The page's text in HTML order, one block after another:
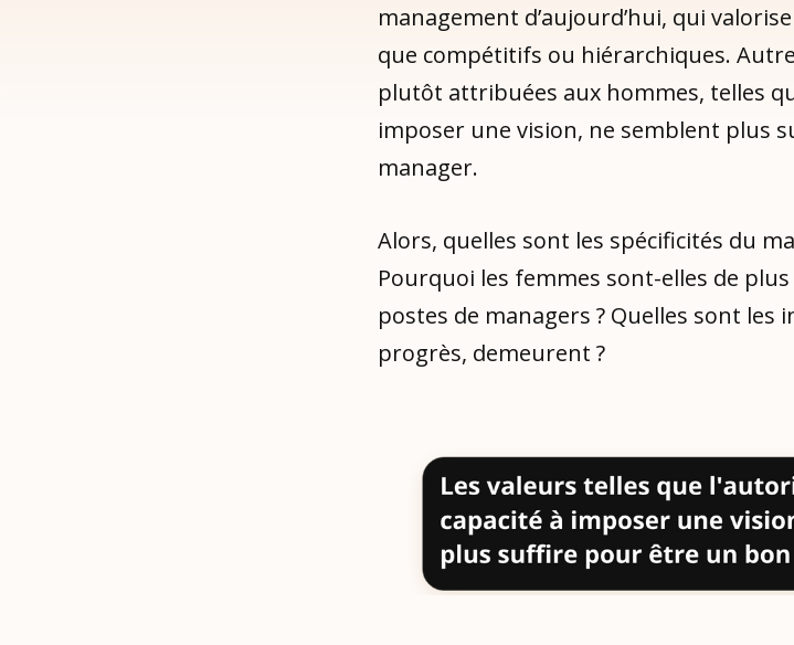
management d’aujourd’hui, qui
que compétitifs ou hiérarchiques.
plutôt attribuées aux hommes, telles
imposer une vision, ne semblent plus
manager.
Alors, quelles sont les spécificités du
Pourquoi les femmes sont-elles de
postes de managers ? Quelles sont les
progrès, demeurent ?